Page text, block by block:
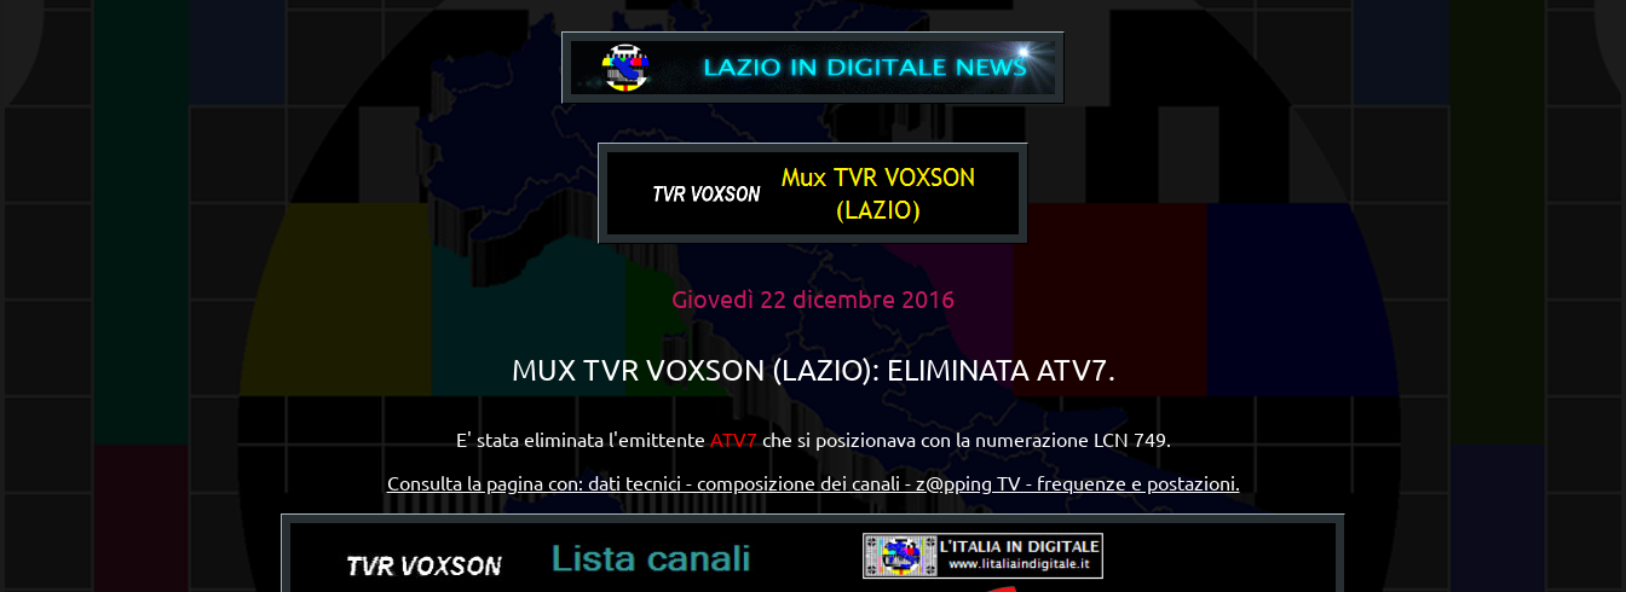
Giovedì 22 dicembre 2016
MUX TVR VOXSON (LAZIO): ELIMINATA ATV7.
E' stata eliminata l'emittenteATV7che si posizionava con la numerazione LCN 749.
Consulta la pagina con: dati tecnici - composizione dei canali - z@pping TV - frequenze e postazioni.